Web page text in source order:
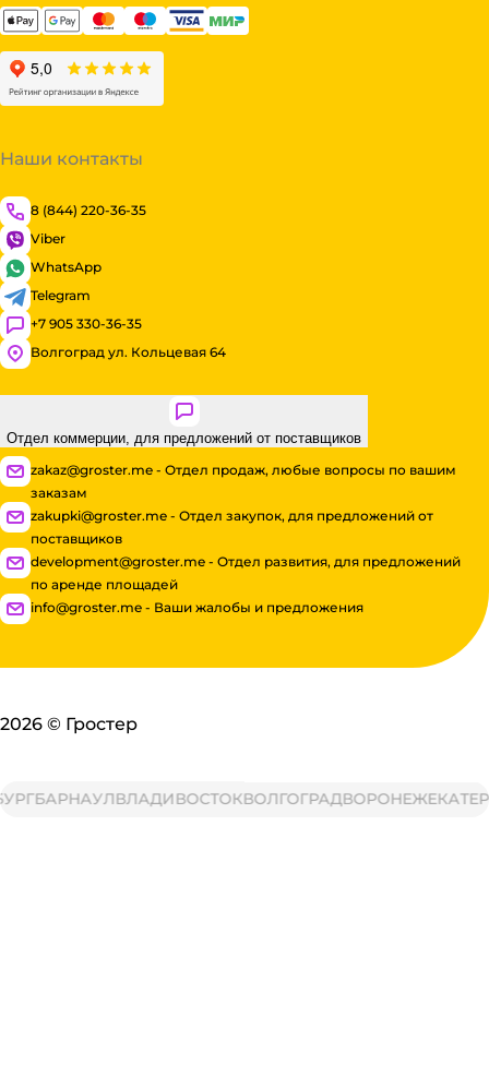
Наши контакты
8 (844) 220-36-35
Viber
WhatsApp
Telegram
+7 905 330-36-35
Волгоград ул. Кольцевая 64
Отдел коммерции, для предложений от поставщиков
zakaz@groster.me - Отдел продаж, любые вопросы по вашим
заказам
zakupki@groster.me - Отдел закупок, для предложений от
поставщиков
development@groster.me - Отдел развития, для предложений
по аренде площадей
info@groster.me - Ваши жалобы и предложения
2026 © Гростер
БАРНАУЛВЛАДИВОСТОКВОЛГОГРАДВОРОНЕЖ